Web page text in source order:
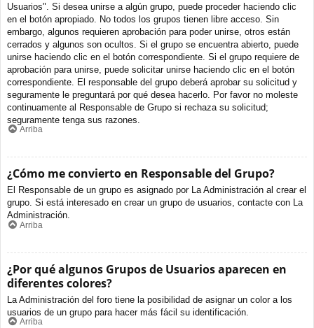
Usuarios". Si desea unirse a algún grupo, puede proceder haciendo clic
en el botón apropiado. No todos los grupos tienen libre acceso. Sin
embargo, algunos requieren aprobación para poder unirse, otros están
cerrados y algunos son ocultos. Si el grupo se encuentra abierto, puede
unirse haciendo clic en el botón correspondiente. Si el grupo requiere de
aprobación para unirse, puede solicitar unirse haciendo clic en el botón
correspondiente. El responsable del grupo deberá aprobar su solicitud y
seguramente le preguntará por qué desea hacerlo. Por favor no moleste
continuamente al Responsable de Grupo si rechaza su solicitud;
seguramente tenga sus razones.
Arriba
¿Cómo me convierto en Responsable del Grupo?
El Responsable de un grupo es asignado por La Administración al crear el
grupo. Si está interesado en crear un grupo de usuarios, contacte con La
Administración.
Arriba
¿Por qué algunos Grupos de Usuarios aparecen en
diferentes colores?
La Administración del foro tiene la posibilidad de asignar un color a los
usuarios de un grupo para hacer más fácil su identificación.
Arriba